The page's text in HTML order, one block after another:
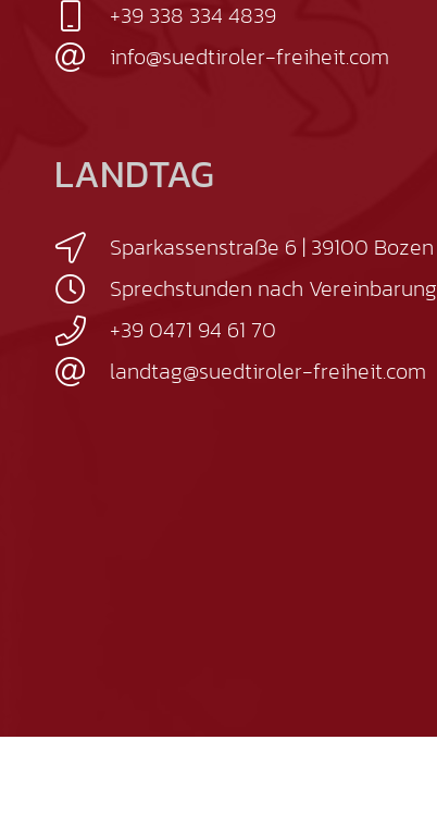
+39 338 334 4839
info@suedtiroler-freiheit.com
LANDTAG
Sparkassenstraße 6 | 39100 Bozen
Sprechstunden nach Vereinbarung
+39 0471 94 61 70
landtag@suedtiroler-freiheit.com